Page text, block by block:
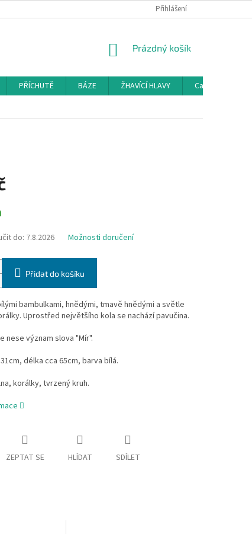
ŘÁD HODNOCENÍ OBCHODU
Přihlášení
NÁKUPNÍ
Prázdný košík
PŘÍCHUTĚ BÁZE ŽHAVÍCÍ HLAVY
Cartridge a
do: 7.8.2026 Možnosti doručení
Přidat do košíku
bambulkami, hnědými, tmavě hnědými a světle
Uprostřed největšího kola se nachází pavučina.
nese význam slova "Mír".
délka cca 65cm, barva bílá.
korálky, tvrzený kruh.
ZEPTAT SE HLÍDAT SDÍLET